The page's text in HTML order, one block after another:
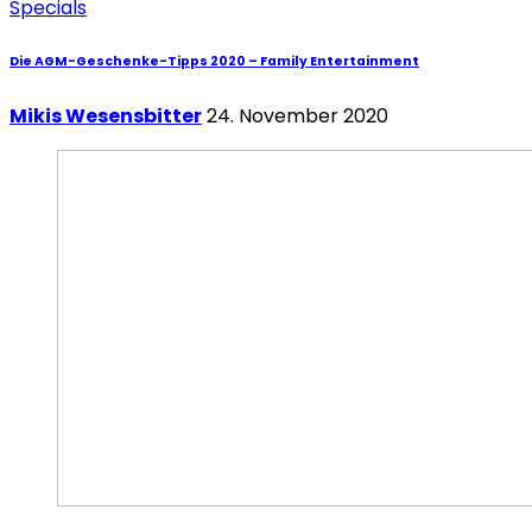
Specials
Die AGM-Geschenke-Tipps 2020 – Family Entertainment
Mikis Wesensbitter24. November 2020